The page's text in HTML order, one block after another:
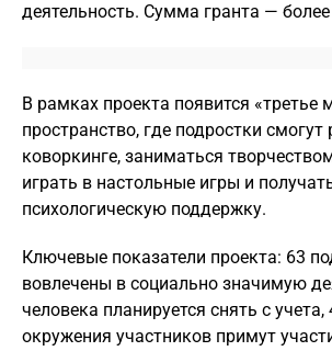
деятельность. Сумма гранта —
В рамках проекта появится «третье
пространство, где подростки смогут
коворкинге, заниматься
играть в настольные игры и
психологическую поддержку.
Ключевые показатели проекта: 63
вовлечены в социально значимую
человека планируется снять с учета,
окружения участников примут